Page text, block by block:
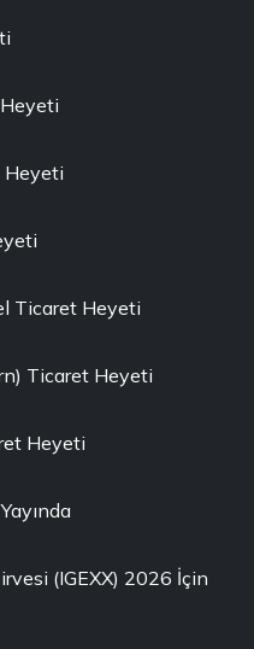
Heyeti
Ticaret Heyeti
Ticaret Heyeti
Heyeti
(IGEXX) 2026 İçin